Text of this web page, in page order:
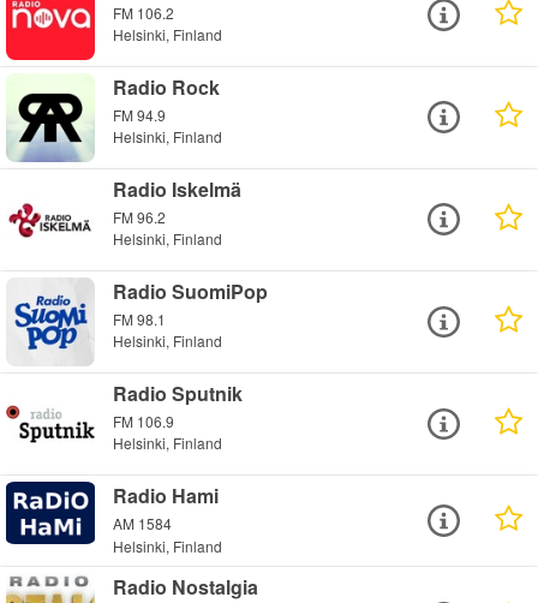
FM 106.2
Helsinki, Finland
Radio Rock
FM 94.9
Helsinki, Finland
Radio Iskelmä
FM 96.2
Helsinki, Finland
Radio SuomiPop
FM 98.1
Helsinki, Finland
Radio Sputnik
FM 106.9
Helsinki, Finland
Radio Hami
AM 1584
Helsinki, Finland
Radio Nostalgia